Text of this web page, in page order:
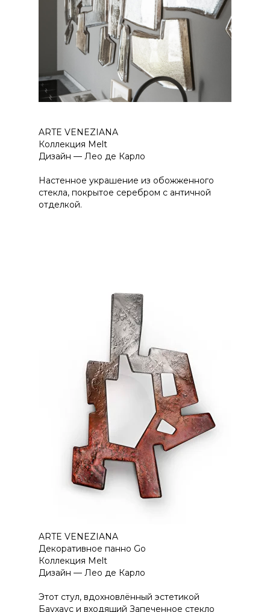
ARTE VENEZIANA
Коллекция Melt
Дизайн — Лео де Карло
Настенное украшение из обожженного
стекла, покрытое серебром с античной
отделкой.
ARTE VENEZIANA
Декоративное панно Go
Коллекция Melt
Дизайн — Лео де Карло
Этот стул, вдохновлённый эстетикой
Баухаус и входящий Запеченное стекло